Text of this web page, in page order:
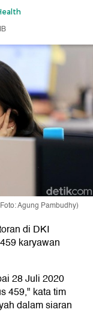
Agung Pambudhy)
di DKI
karyawan
28 Juli 2020
459," kata tim
dalam siaran